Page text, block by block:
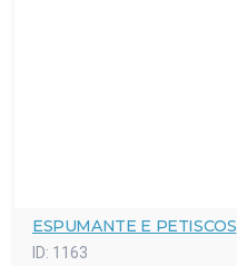
ESPUMANTE E PETISCOS
ID: 1163